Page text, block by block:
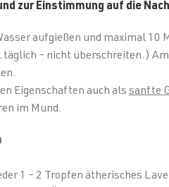
zur Einstimmung auf die
aufgießen und maximal 10
– nicht überschreiten.)
Eigenschaften auch als sanfte
im Mund.
1 – 2 Tropfen ätherisches